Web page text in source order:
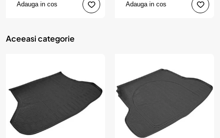
Adauga in cos Adauga in cos
Aceeasi categorie